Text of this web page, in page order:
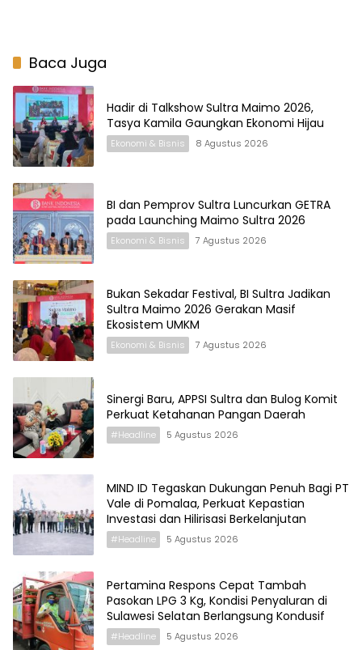
Baca Juga
Hadir di Talkshow Sultra Maimo 2026,
Tasya Kamila Gaungkan Ekonomi Hijau
Ekonomi & Bisnis 8 Agustus 2026
BI dan Pemprov Sultra Luncurkan GETRA
pada Launching Maimo Sultra 2026
Ekonomi & Bisnis 7 Agustus 2026
Bukan Sekadar Festival, BI Sultra Jadikan
Sultra Maimo 2026 Gerakan Masif
Ekosistem UMKM
Ekonomi & Bisnis 7 Agustus 2026
Sinergi Baru, APPSI Sultra dan Bulog Komit
Perkuat Ketahanan Pangan Daerah
#Headline 5 Agustus 2026
MIND ID Tegaskan Dukungan Penuh Bagi PT
Vale di Pomalaa, Perkuat Kepastian
Investasi dan Hilirisasi Berkelanjutan
#Headline 5 Agustus 2026
Pertamina Respons Cepat Tambah
Pasokan LPG 3 Kg, Kondisi Penyaluran di
Sulawesi Selatan Berlangsung Kondusif
#Headline 5 Agustus 2026